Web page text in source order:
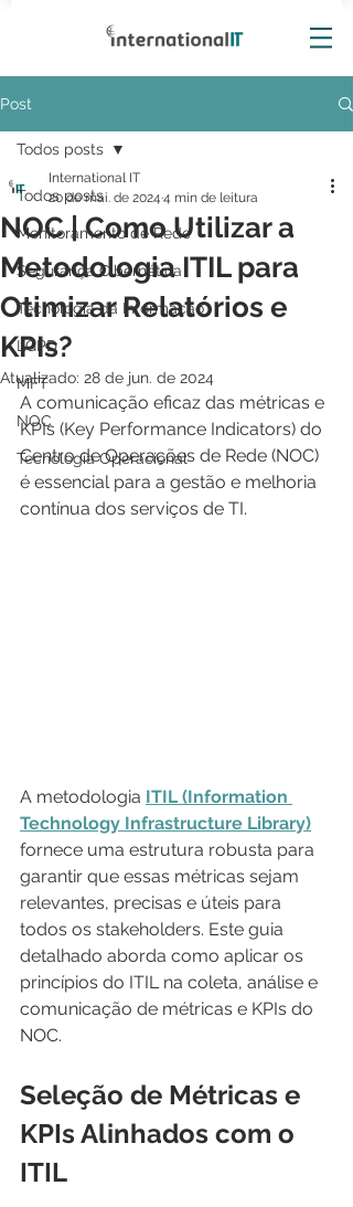
Post
Todos posts
Monitoramento de Rede
Segurança Cibernética
Tecnologia da Informação
LGPD
MFT
NOC
Tecnologia Operacional
Todos posts
NOC | Como Utilizar a
Metodologia ITIL para
Otimizar Relatórios e
KPIs?
International IT
20 de mai. de 2024 4 min de leitura
Atualizado: 28 de jun. de 2024
A comunicação eficaz das métricas e
KPIs (Key Performance Indicators) do
Centro de Operações de Rede (NOC)
é essencial para a gestão e melhoria
contínua dos serviços de TI.
A metodologia ITIL (Information
Technology Infrastructure Library)
fornece uma estrutura robusta para
garantir que essas métricas sejam
relevantes, precisas e úteis para
todos os stakeholders. Este guia
detalhado aborda como aplicar os
princípios do ITIL na coleta, análise e
comunicação de métricas e KPIs do
NOC.
Seleção de Métricas e
KPIs Alinhados com o
ITIL